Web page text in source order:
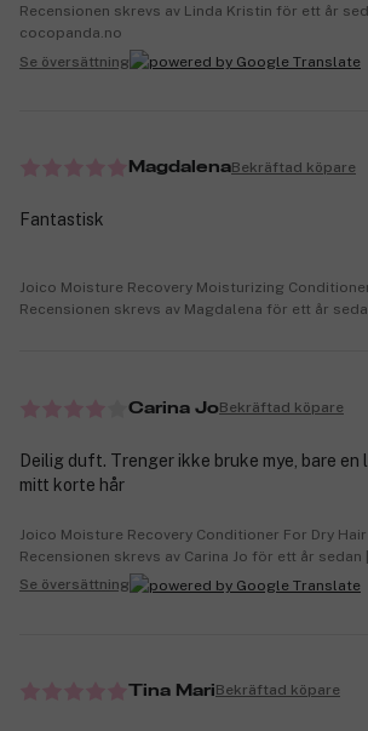
Recensionen skrevs av Linda Kristin för ett år
cocopanda.no
Se översättning
MagdalenaBekräftad köpare
Fantastisk
Joico Moisture Recovery Moisturizing
Recensionen skrevs av Magdalena för ett år
Carina JoBekräftad köpare
Deilig duft. Trenger ikke bruke mye, bare
mitt korte hår
Joico Moisture Recovery Conditioner For Dry
Recensionen skrevs av Carina Jo för ett år
Se översättning
Tina MariBekräftad köpare